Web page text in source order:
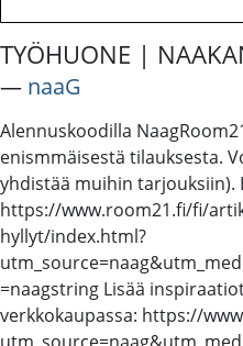
TYÖHUONE |
― naaG
Alennuskoodilla
enismmäisestä tilauksesta.
yhdistää muihin tarjouksiin).
https://www.room21.fi/fi/
hyllyt/index.html?
=naagstring Lisää
verkkokaupassa: https://